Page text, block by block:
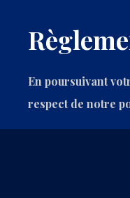
En poursuivant
respect de notre